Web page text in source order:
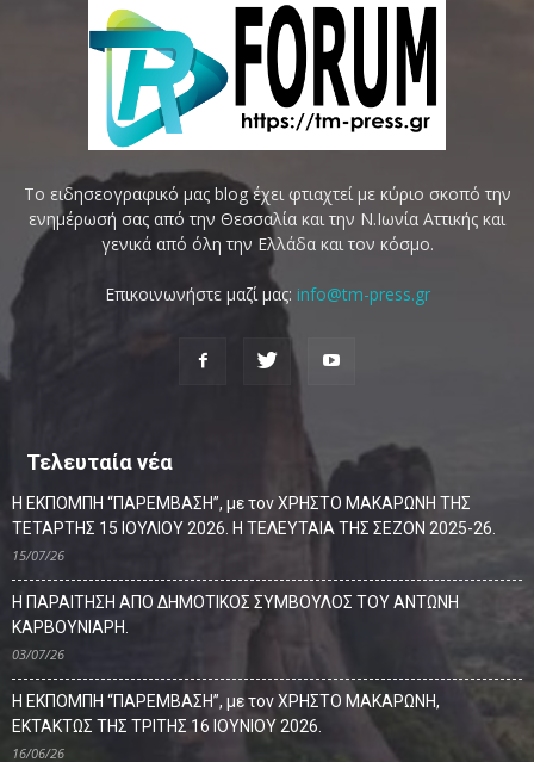
Το ειδησεογραφικό μας blog έχει φτιαχτεί με κύριο σκοπό την
ενημέρωσή σας από την Θεσσαλία και την Ν.Ιωνία Αττικής και
γενικά από όλη την Ελλάδα και τον κόσμο.
Επικοινωνήστε μαζί μας: info@tm-press.gr
Τελευταία νέα
Η ΕΚΠΟΜΠΗ “ΠΑΡΕΜΒΑΣΗ”, με τον ΧΡΗΣΤΟ ΜΑΚΑΡΩΝΗ ΤΗΣ
ΤΕΤΑΡΤΗΣ 15 ΙΟΥΛΙΟΥ 2026. Η ΤΕΛΕΥΤΑΙΑ ΤΗΣ ΣΕΖΟΝ 2025-26.
15/07/26
Η ΠΑΡΑΙΤΗΣΗ ΑΠΟ ΔΗΜΟΤΙΚΟΣ ΣΥΜΒΟΥΛΟΣ ΤΟΥ ΑΝΤΩΝΗ
ΚΑΡΒΟΥΝΙΑΡΗ.
03/07/26
Η ΕΚΠΟΜΠΗ “ΠΑΡΕΜΒΑΣΗ”, με τον ΧΡΗΣΤΟ ΜΑΚΑΡΩΝΗ,
ΕΚΤΑΚΤΩΣ ΤΗΣ ΤΡΙΤΗΣ 16 ΙΟΥΝΙΟΥ 2026.
16/06/26